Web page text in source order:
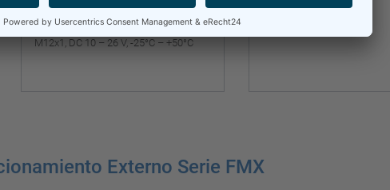
interruptor final
M12x1, DC 10 – 26 V, -25°C – +50°C
Externo Serie FMX